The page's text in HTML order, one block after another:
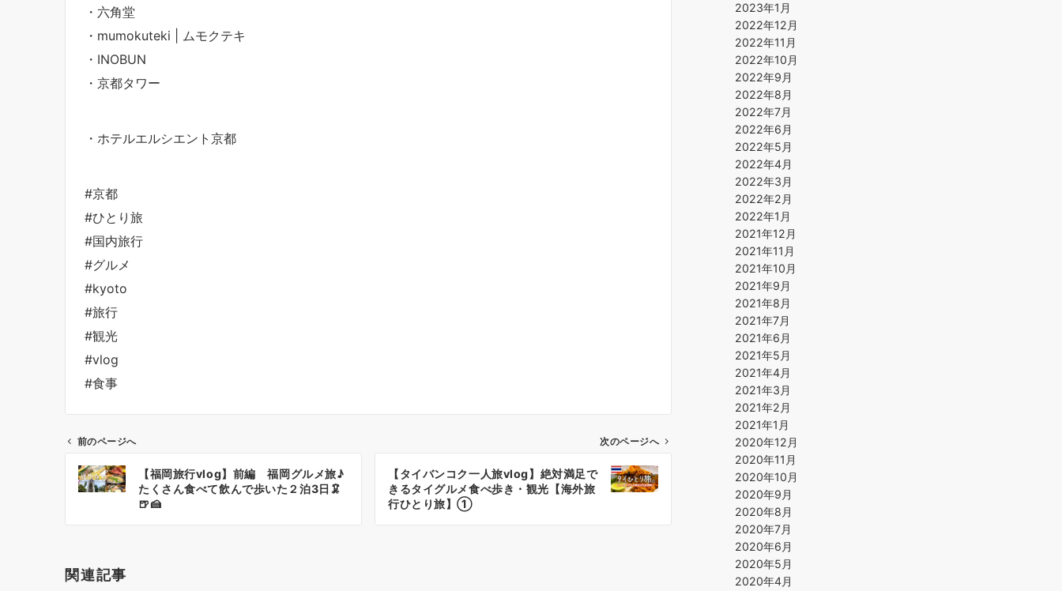
・六角堂
・mumokuteki | ムモクテキ
・INOBUN
・京都タワー
・ホテルエルシエント京都
#京都
#ひとり旅
#国内旅行
#グルメ
#kyoto
#旅行
#観光
#vlog
#食事
ビ
シ
前のページへ
【福岡旅行vlog】前編 福岡グルメ旅♪
たくさん食べて飲んで歩いた２泊3日🦑
🍺🍰
次のページへ
【タイバンコク一人旅vlog】絶対満足で
きるタイグルメ食べ歩き・観光【海外旅
行ひとり旅】①
関連記事
2023年1月
2022年12月
2022年11月
2022年10月
2022年9月
2022年8月
2022年7月
2022年6月
2022年5月
2022年4月
2022年3月
2022年2月
2022年1月
2021年12月
2021年11月
2021年10月
2021年9月
2021年8月
2021年7月
2021年6月
2021年5月
2021年4月
2021年3月
2021年2月
2021年1月
2020年12月
2020年11月
2020年10月
2020年9月
2020年8月
2020年7月
2020年6月
2020年5月
2020年4月